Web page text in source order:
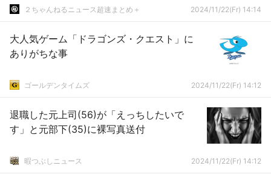
２ちゃんねるニュース超速まとめ＋ 2024/11/22(Fr) 14:14
大人気ゲーム「ドラゴンズ・クエスト」に
ありがちな事
ゴールデンタイムズ 2024/11/22(Fr) 14:12
退職した元上司(56)が「えっちしたいで
す」と元部下(35)に裸写真送付
暇つぶしニュース 2024/11/22(Fr) 14:12